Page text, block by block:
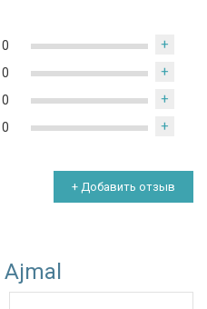
0 +
0 +
0 +
0 +
+ Добавить отзыв
Ajmal